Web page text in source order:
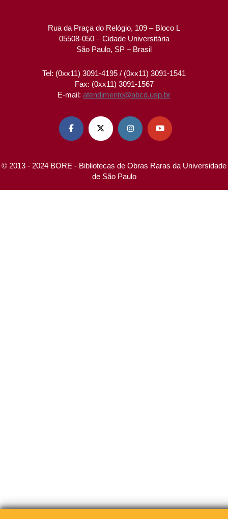
Rua da Praça do Relógio, 109 – Bloco L
05508-050 – Cidade Universitária
São Paulo, SP – Brasil
Tel: (0xx11) 3091-4195 / (0xx11) 3091-1541
Fax: (0xx11) 3091-1567
E-mail: atendimento@abcd.usp.br
   
© 2013 - 2024 BORE - Bibliotecas de Obras Raras da Universidade
de São Paulo